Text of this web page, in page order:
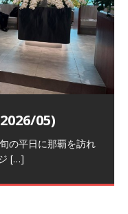
の戦略パー
料付与とス
05)
の平日に那覇を訪れ
[…]
スワ
ラウンジ
ファースト
恒例の新年の羽田
ワンナプー
ジ (2026/01)
バンコク経由でチ